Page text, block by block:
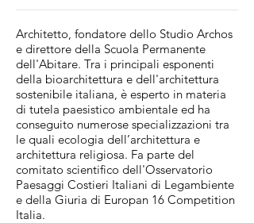
Architetto, fondatore dello Studio Archos
e direttore della Scuola Permanente
dell'Abitare. Tra i principali esponenti
della bioarchitettura e dell'architettura
sostenibile italiana, è esperto in materia
di tutela paesistico ambientale ed ha
conseguito numerose specializzazioni tra
le quali ecologia dell’architettura e
architettura religiosa. Fa parte del
comitato scientifico dell'Osservatorio
Paesaggi Costieri Italiani di Legambiente
e della Giuria di Europan 16 Competition
Italia.